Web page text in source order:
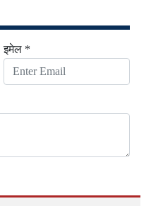
इमेल *